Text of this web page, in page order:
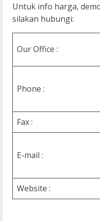
Untuk info harga,
silakan hubungi:
Our Office :
Phone :
Fax :
E-mail :
Website :